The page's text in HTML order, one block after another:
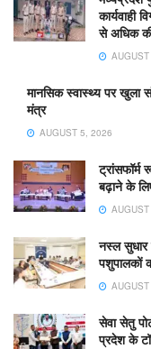
कार्यवाही
से अधिक
मानसिक स्वास्थ्य पर खुला
मंत्र
AUGUST 5, 2026
बढ़ाने के
नस्ल
पशुपालकों
सेवा सेतु
प्रदेश के